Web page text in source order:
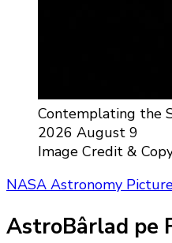
Contemplating the
2026 August 9
Image Credit &
NASA Astronomy
AstroBârlad pe